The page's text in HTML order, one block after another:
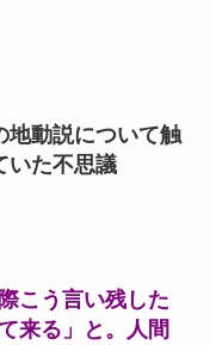
地動説について触
いた不思議
こう言い残した
来る」と。人間